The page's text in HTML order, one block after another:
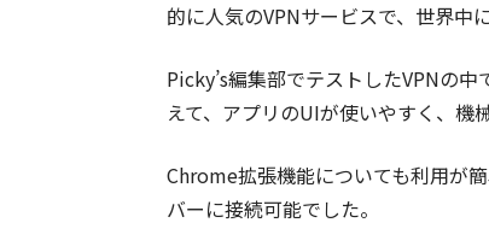
的に人気のVPNサービスで、世界中
Picky’s編集部でテストしたVPNの
えて、アプリのUIが使いやすく、機
Chrome拡張機能についても利用が
バーに接続可能でした。